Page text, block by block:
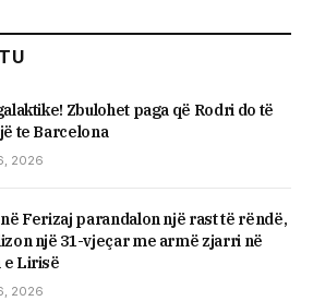
Zbulohet paga që Rodri do të
te Barcelona
2026
Ferizaj parandalon një rast të rëndë,
një 31-vjeçar me armë zjarri në
e Lirisë
2026